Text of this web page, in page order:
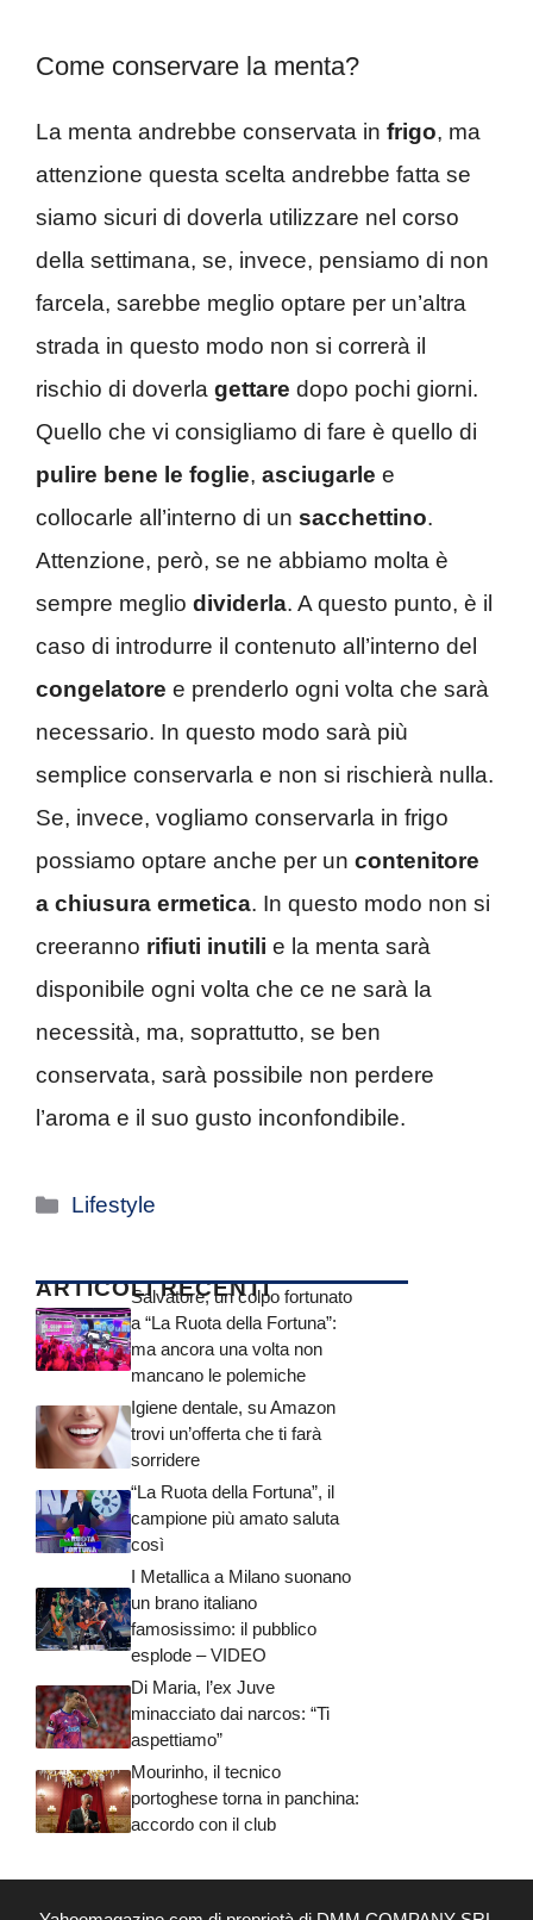
Come conservare la menta?
La menta andrebbe conservata in frigo, ma
attenzione questa scelta andrebbe fatta se
siamo sicuri di doverla utilizzare nel corso
della settimana, se, invece, pensiamo di non
farcela, sarebbe meglio optare per un’altra
strada in questo modo non si correrà il
rischio di doverla gettare dopo pochi giorni.
Quello che vi consigliamo di fare è quello di
pulire bene le foglie, asciugarle e
collocarle all’interno di un sacchettino.
Attenzione, però, se ne abbiamo molta è
sempre meglio dividerla. A questo punto, è il
caso di introdurre il contenuto all’interno del
congelatore e prenderlo ogni volta che sarà
necessario. In questo modo sarà più
semplice conservarla e non si rischierà nulla.
Se, invece, vogliamo conservarla in frigo
possiamo optare anche per un contenitore
a chiusura ermetica. In questo modo non si
creeranno rifiuti inutili e la menta sarà
disponibile ogni volta che ce ne sarà la
necessità, ma, soprattutto, se ben
conservata, sarà possibile non perdere
l’aroma e il suo gusto inconfondibile.
Categorie
Lifestyle
ARTICOLI RECENTI
Salvatore, un colpo fortunato
a “La Ruota della Fortuna”:
ma ancora una volta non
mancano le polemiche
Igiene dentale, su Amazon
trovi un’offerta che ti farà
sorridere
“La Ruota della Fortuna”, il
campione più amato saluta
così
I Metallica a Milano suonano
un brano italiano
famosissimo: il pubblico
esplode – VIDEO
Di Maria, l’ex Juve
minacciato dai narcos: “Ti
aspettiamo”
Mourinho, il tecnico
portoghese torna in panchina:
accordo con il club